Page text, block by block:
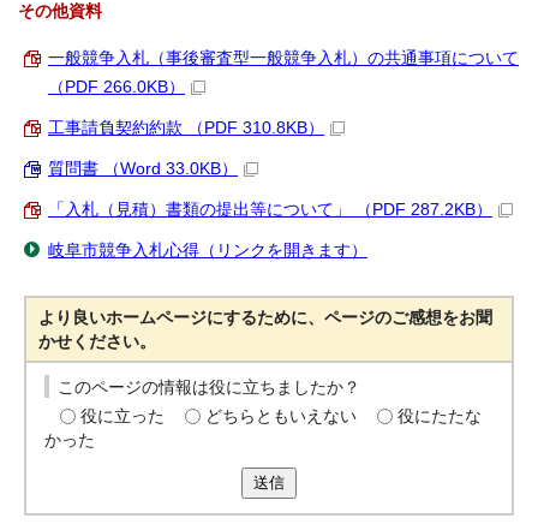
その他資料
一般競争入札（事後審査型一般競争入札）の共通事項について
（PDF 266.0KB）
工事請負契約約款 （PDF 310.8KB）
質問書 （Word 33.0KB）
「入札（見積）書類の提出等について」 （PDF 287.2KB）
岐阜市競争入札心得（リンクを開きます）
より良いホームページにするために、ページのご感想をお聞
かせください。
このページの情報は役に立ちましたか？
役に立った
どちらともいえない
役にたたな
かった
送信